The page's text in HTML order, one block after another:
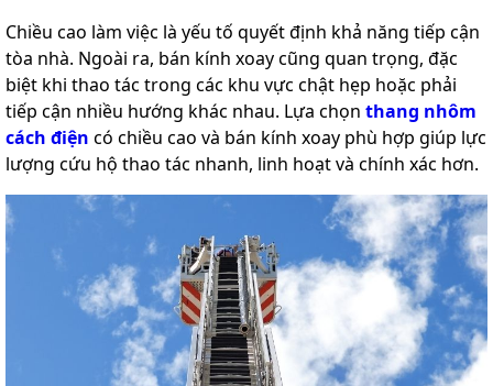
Chiều cao làm việc là yếu tố quyết định khả năng tiếp cận
tòa nhà. Ngoài ra, bán kính xoay cũng quan trọng, đặc
biệt khi thao tác trong các khu vực chật hẹp hoặc phải
tiếp cận nhiều hướng khác nhau. Lựa chọn thang nhôm
cách điện có chiều cao và bán kính xoay phù hợp giúp lực
lượng cứu hộ thao tác nhanh, linh hoạt và chính xác hơn.